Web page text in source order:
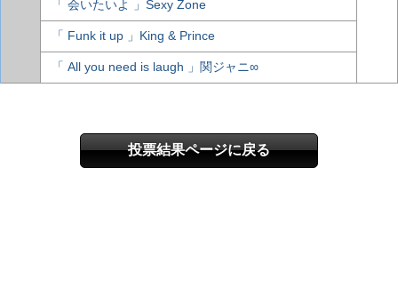
「 会いたいよ 」Sexy Zone
「 Funk it up 」King & Prince
「 All you need is laugh 」関ジャニ∞
投票結果ページに戻る